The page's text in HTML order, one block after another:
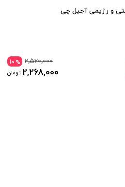
و رژیمی آجیل چی
2,520,000
%
10
2,268,000 تومان